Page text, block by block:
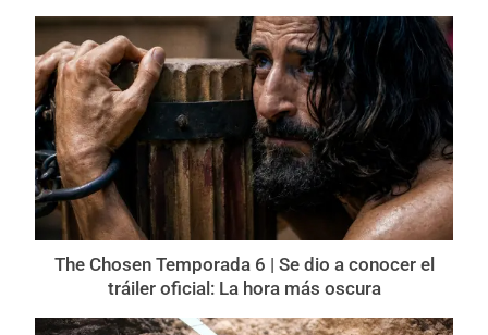
The Chosen Temporada 6 | Se dio a conocer el
tráiler oficial: La hora más oscura